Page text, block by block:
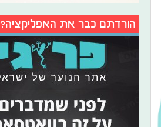
הורדתם כבר את האפליקציה?